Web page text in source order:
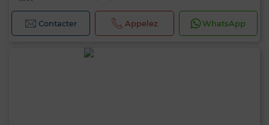
Contacter Appelez WhatsApp